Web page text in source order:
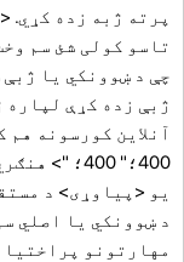
پرته ژبه زده کړي.
تاسو کولی شئ سم
چې د ښوونکي یا
ژبې زده کړې لپاره
آنلاین کورسونه هم
400؛"
یو <پیاوړی> د
د ښوونکي یا اصلي
مهارتونو